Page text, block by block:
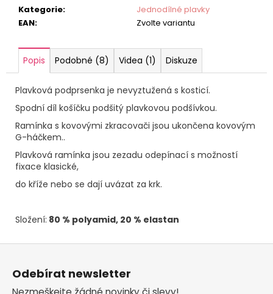
Kategorie:
Jednodílné plavky
EAN: Zvolte variantu
Popis Podobné (8) Videa (1) Diskuze
Plavková podprsenka je nevyztužená s kosticí.
Spodní díl košíčku podšitý plavkovou podšívkou.
Ramínka s kovovými zkracovači jsou ukončena kovovým
G-háčkem..
Plavková ramínka jsou zezadu odepínací s možností
fixace klasické,
do kříže nebo se dají uvázat za krk.
Složení: 80 % polyamid, 20 % elastan
Z
Odebírat newsletter